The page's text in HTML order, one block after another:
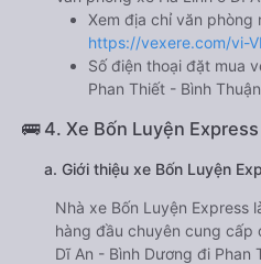
Xem địa chỉ văn phòng
https://vexere.com/vi-
Số điện thoại đặt mua
Phan Thiết - Bình
🚌 4. Xe Bốn Luyện
a. Giới thiệu xe Bốn Luyện
Nhà xe Bốn Luyện Express
hàng đầu chuyên cung
Dĩ An - Bình Dương đi Phan